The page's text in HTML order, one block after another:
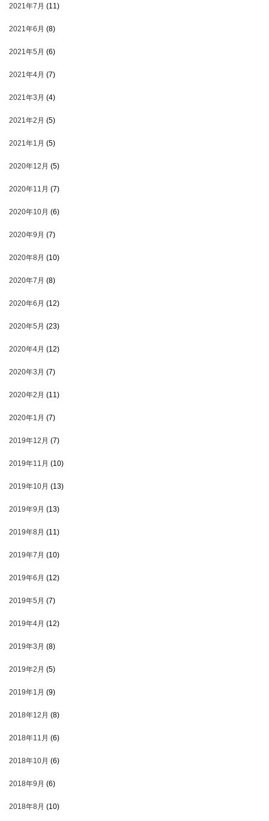
2021年7月 (11)
2021年6月 (8)
2021年5月 (6)
2021年4月 (7)
2021年3月 (4)
2021年2月 (5)
2021年1月 (5)
2020年12月 (5)
2020年11月 (7)
2020年10月 (6)
2020年9月 (7)
2020年8月 (10)
2020年7月 (8)
2020年6月 (12)
2020年5月 (23)
2020年4月 (12)
2020年3月 (7)
2020年2月 (11)
2020年1月 (7)
2019年12月 (7)
2019年11月 (10)
2019年10月 (13)
2019年9月 (13)
2019年8月 (11)
2019年7月 (10)
2019年6月 (12)
2019年5月 (7)
2019年4月 (12)
2019年3月 (8)
2019年2月 (5)
2019年1月 (9)
2018年12月 (8)
2018年11月 (6)
2018年10月 (6)
2018年9月 (6)
2018年8月 (10)